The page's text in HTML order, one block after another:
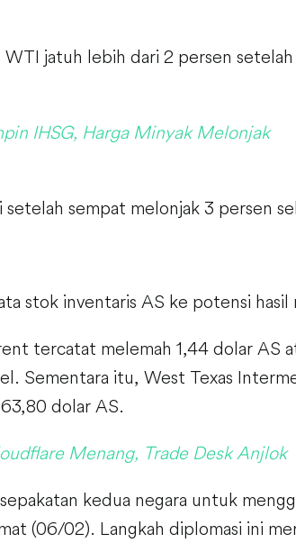
jatuh lebih dari 2 persen
IHSG, Harga Minyak Melonjak
sempat melonjak 3 persen
stok inventaris AS ke potensi hasil
tercatat melemah 1,44 dolar AS
Sementara itu, West Texas
dolar AS.
Menang, Trade Desk Anjlok
kedua negara untuk
(06/02). Langkah diplomasi ini